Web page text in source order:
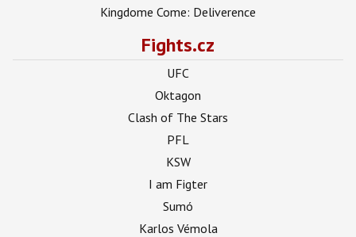
Kingdome Come: Deliverence
Fights.cz
UFC
Oktagon
Clash of The Stars
PFL
KSW
I am Figter
Sumó
Karlos Vémola